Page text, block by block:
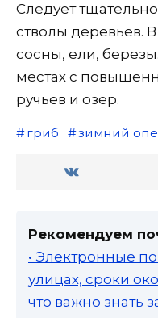
Следует
стволы деревьев.
сосны, ели,
местах с
ручьев и озер.
гриб зимний
Рекомендуем
• Электронные
улицах, сроки
что важно знать